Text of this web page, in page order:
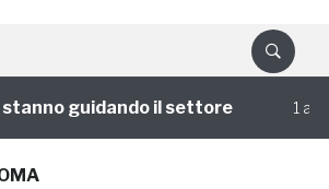
guidando il settore 1 annofa